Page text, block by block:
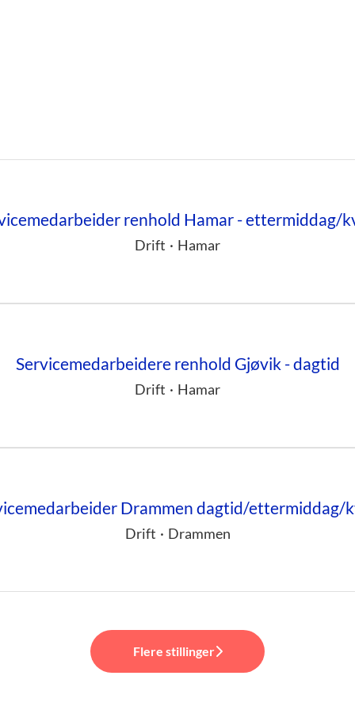
renhold Hamar - ettermiddag/
Drift · Hamar
Servicemedarbeidere renhold Gjøvik - dagtid
Drift · Hamar
Drammen dagtid/ettermiddag/
Drift · Drammen
Flere stillinger